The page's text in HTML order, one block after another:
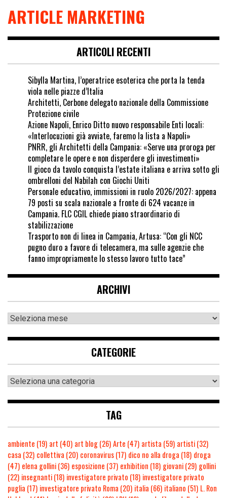
ARTICLE MARKETING
ARTICOLI RECENTI
Sibylla Martina, l’operatrice esoterica che porta la tenda
viola nelle piazze d’Italia
Architetti, Cerbone delegato nazionale della Commissione
Protezione civile
Azione Napoli, Enrico Ditto nuovo responsabile Enti locali:
«Interlocuzioni già avviate, faremo la lista a Napoli»
PNRR, gli Architetti della Campania: «Serve una proroga per
completare le opere e non disperdere gli investimenti»
Il gioco da tavolo conquista l’estate italiana e arriva sotto gli
ombrelloni del Nabilah con Giochi Uniti
Personale educativo, immissioni in ruolo 2026/2027: appena
79 posti su scala nazionale a fronte di 624 vacanze in
Campania. FLC CGIL chiede piano straordinario di
stabilizzazione
Trasporto non di linea in Campania, Artusa: “Con gli NCC
pugno duro a favore di telecamera, ma sulle agenzie che
fanno impropriamente lo stesso lavoro tutto tace”
ARCHIVI
CATEGORIE
TAG
ambiente (19) art (40) art blog(26)Arte (47) artista (59) artisti(32)
casa (32) collettiva (20) coronavirus(17) dico no alla droga (18) droga
(47) elena gollini(36) esposizione (37) exhibition (18) giovani(29) gollini
(22) insegnanti(18) investigatore privato (18) investigatore privato
puglia (17) investigatore privato Roma (20) italia (66) italiano (51) L. Ron